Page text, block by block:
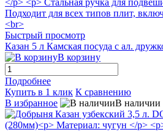
Быстрый просмотр
Казан 5 л Камская посуда с ал.
В корзину
Подробнее
Купить в 1 клик К сравнению
В избранное
В наличии